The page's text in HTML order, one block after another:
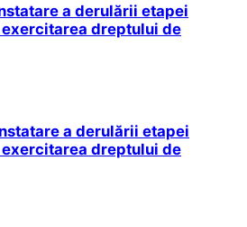
a derulării etapei
dreptului de
a derulării etapei
dreptului de